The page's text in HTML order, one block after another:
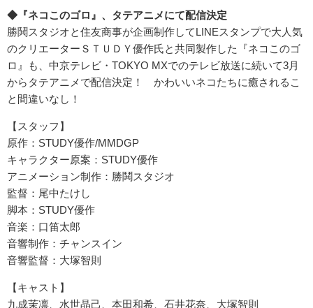
◆『ネコこのゴロ』、タテアニメにて配信決定
勝鬨スタジオと住友商事が企画制作してLINEスタンプで大人気
のクリエーターＳＴＵＤＹ優作氏と共同製作した『ネコこのゴ
ロ』も、中京テレビ・TOKYO MXでのテレビ放送に続いて3月
からタテアニメで配信決定！ かわいいネコたちに癒されるこ
と間違いなし！
【スタッフ】
原作：STUDY優作/MMDGP
キャラクター原案：STUDY優作
アニメーション制作：勝鬨スタジオ
監督：尾中たけし
脚本：STUDY優作
音楽：口笛太郎
音響制作：チャンスイン
音響監督：大塚智則
【キャスト】
九成茉凛、水世晶己、本田和希、石井花奈、大塚智則